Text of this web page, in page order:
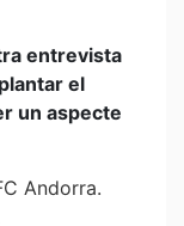
entrevista
el
un aspecte
Andorra.